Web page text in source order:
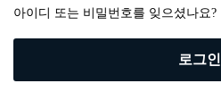
아이디 또는 비밀번호를 잊으셨나요?
로그인